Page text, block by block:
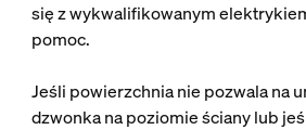
się z wykwalifikowanym
pomoc.
Jeśli powierzchnia nie pozwala na
dzwonka na poziomie ściany lub